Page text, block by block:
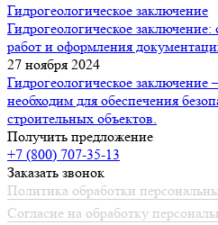
Гидрогеологическое заключение
Гидрогеологическое
работ и оформления
27 ноября 2024
Гидрогеологическое
необходим для обеспечения
строительных объектов.
Получить предложение
+7 (800) 707-35-13
Заказать звонок
Политика обработки
Согласие на обработку